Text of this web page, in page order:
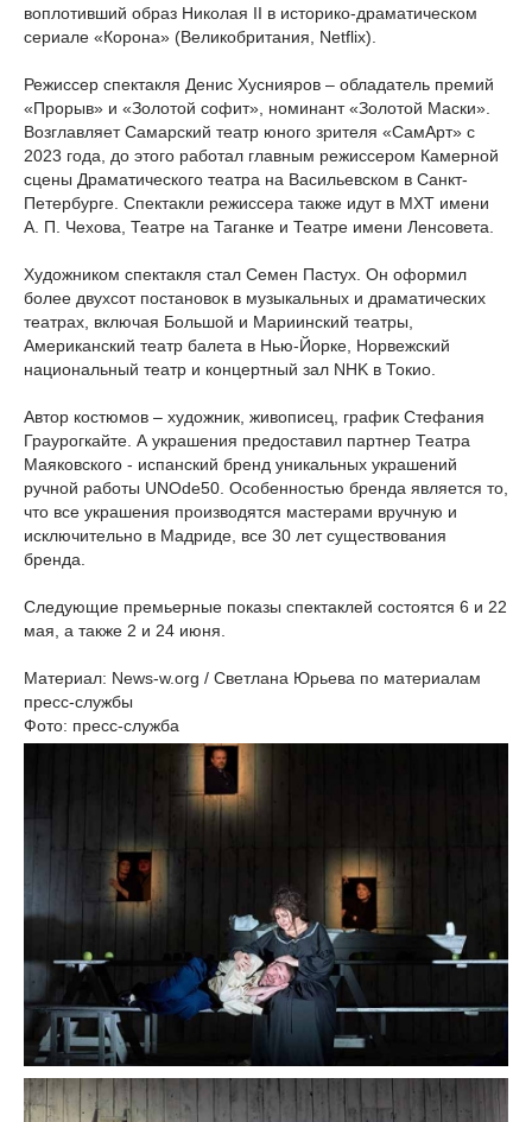
воплотивший образ Николая II в историко-драматическом
сериале «Корона» (Великобритания, Netflix).
Режиссер спектакля Денис Хуснияров – обладатель премий
«Прорыв» и «Золотой софит», номинант «Золотой Маски».
Возглавляет Самарский театр юного зрителя «СамАрт» с
2023 года, до этого работал главным режиссером Камерной
сцены Драматического театра на Васильевском в Санкт-
Петербурге. Спектакли режиссера также идут в МХТ имени
А. П. Чехова, Театре на Таганке и Театре имени Ленсовета.
Художником спектакля стал Семен Пастух. Он оформил
более двухсот постановок в музыкальных и драматических
театрах, включая Большой и Мариинский театры,
Американский театр балета в Нью-Йорке, Норвежский
национальный театр и концертный зал NHK в Токио.
Автор костюмов – художник, живописец, график Стефания
Граурогкайте. А украшения предоставил партнер Театра
Маяковского - испанский бренд уникальных украшений
ручной работы UNOde50. Особенностью бренда является то,
что все украшения производятся мастерами вручную и
исключительно в Мадриде, все 30 лет существования
бренда.
Следующие премьерные показы спектаклей состоятся 6 и 22
мая, а также 2 и 24 июня.
Материал: News-w.org / Светлана Юрьева по материалам
пресс-службы
Фото: пресс-служба